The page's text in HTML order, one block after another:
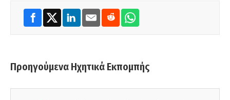
Προηγούμενα Ηχητικά Εκπομπής